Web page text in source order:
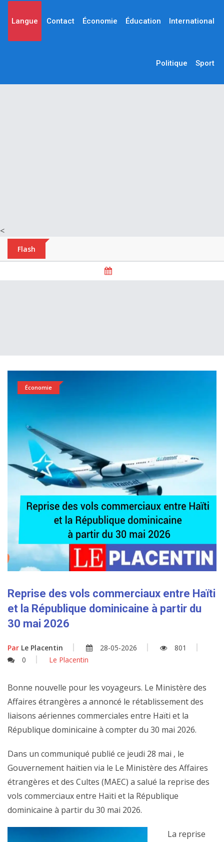
<
Langue Contact Économie Éducation International
Politique Sport
Flash
Économie
Reprise des vols commerciaux entre Haïti
et la République dominicaine à partir du
30 mai 2026
Par Le Placentin 28-05-2026
801
0
Le Placentin
Bonne nouvelle pour les voyageurs. Le Ministère des
Affaires étrangères a annoncé le rétablissement des
liaisons aériennes commerciales entre Haïti et la
République dominicaine à compter du 30 mai 2026.
Dans un communiqué publié ce jeudi 28 mai , le
Gouvernement haïtien via le Le Ministère des Affaires
étrangères et des Cultes (MAEC) a salué la reprise des
vols commerciaux entre Haïti et la République
dominicaine à partir du 30 mai 2026.
La reprise